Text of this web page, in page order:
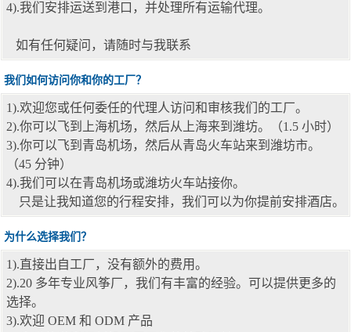
4).我们安排运送到港口，并处理所有运输代理。
如有任何疑问，请随时与我联系
我们如何访问你和你的工厂？
1).欢迎您或任何委任的代理人访问和审核我们的工厂。
2).你可以飞到上海机场，然后从上海来到潍坊。（1.5 小时）
3).你可以飞到青岛机场，然后从青岛火车站来到潍坊市。
（45 分钟）
4).我们可以在青岛机场或潍坊火车站接你。
只是让我知道您的行程安排，我们可以为你提前安排酒店。
为什么选择我们？
1).直接出自工厂，没有额外的费用。
2).20 多年专业风筝厂，我们有丰富的经验。可以提供更多的
选择。
3).欢迎 OEM 和 ODM 产品